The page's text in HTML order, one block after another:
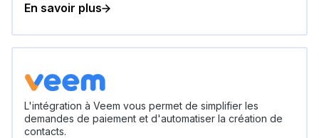
En savoir plus
L'intégration à Veem vous permet de simplifier les
demandes de paiement et d'automatiser la création de
contacts.